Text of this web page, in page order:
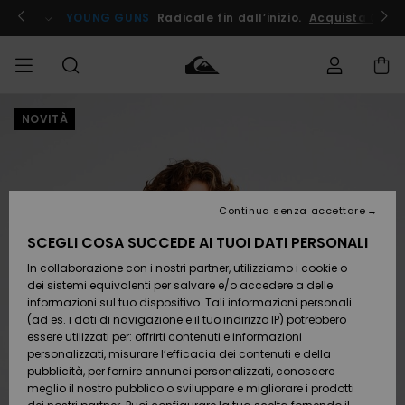
informazioni
prodotto
! YOUNG GUNS Radicale fin dall’inizio. Acquista Ora
UOMO
Accessori
Calzature
e
infradito
Surf /
Acqua
Accessori
Calzature
e
infradito
Surf /
Acqua
Nuovi
Da
Scoprire
Snow
SURF
Highlights
Comunità
SNOW
Uomo
Shop
Snow
Shop
Donna
OUTLET
Outlet
Donna
Spedizione
Pagamento
Buono regalo
Quiksilver
Freedom
NOVITÀ
SCEGLI COSA SUCCEDE AI TUOI DATI PERSONALI
In collaborazione con i nostri partner, utilizziamo i cookie o
dei sistemi equivalenti per salvare e/o accedere a delle
informazioni sul tuo dispositivo. Tali informazioni personali
(ad es. i dati di navigazione e il tuo indirizzo IP) potrebbero
essere utilizzati per: offrirti contenuti e informazioni
personalizzati, misurare l’efficacia dei contenuti e della
pubblicità, per fornire annunci personalizzati, conoscere
meglio il nostro pubblico o sviluppare e migliorare i prodotti
Continua senza accettare